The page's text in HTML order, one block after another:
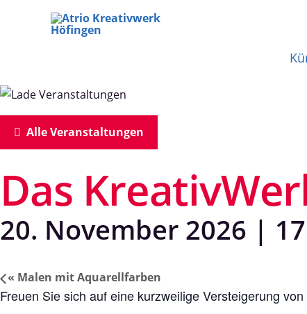
Alle Veranstaltungen
Das
20. November 2026 |
« Malen mit Aquarellfarben
Freuen Sie sich auf eine kurzweilige Versteigerung